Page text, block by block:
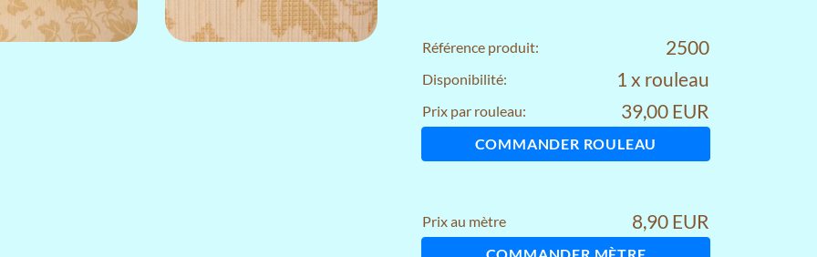
Référence produit: 2500
Disponibilité: 1 x rouleau
Prix par rouleau: 39,00 EUR
COMMANDER ROULEAU
Prix au mètre 8,90 EUR